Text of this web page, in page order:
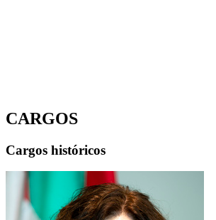
CARGOS
Cargos históricos